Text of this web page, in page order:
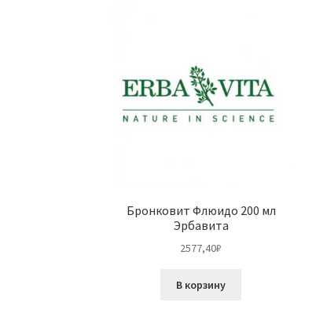
Бронковит Флюидо 200 мл
Эрбавита
2577,40₽
В корзину